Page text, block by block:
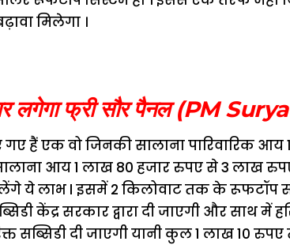
मिलेगा ।
लगेगा फ्री सौर पैनल (PM
गए हैं एक वो जिनकी सालाना पारिवारिक
आय 1 लाख 80 हजार रुपए से 3 लाख
ये लाभ l इसमें 2 किलोवाट तक के
केंद्र सरकार द्वारा दी जाएगी और साथ में
सब्सिडी दी जाएगी यानी कुल 1 लाख 10